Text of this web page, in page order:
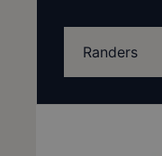
Transportlængde